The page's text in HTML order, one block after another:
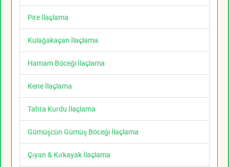
Pire İlaçlama
Kulağakaçan İlaçlama
Hamam Böceği İlaçlama
Kene İlaçlama
Tahta Kurdu İlaçlama
Gümüşcün Gümüş Böceği İlaçlama
Çıyan & Kırkayak İlaçlama